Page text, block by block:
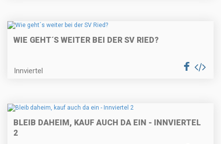
WIE GEHT´S WEITER BEI DER SV RIED?
Innviertel
BLEIB DAHEIM, KAUF AUCH DA EIN - INNVIERTEL
2